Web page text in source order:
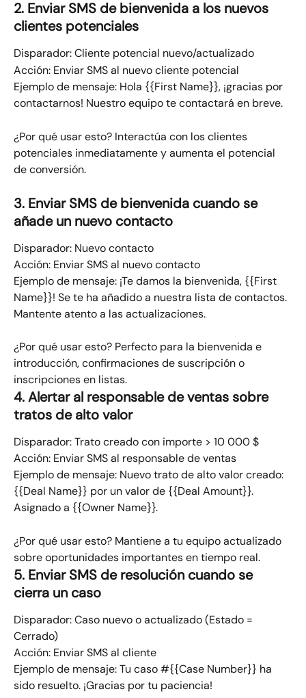
2. Enviar SMS de bienvenida a los nuevos
clientes potenciales
Disparador: Cliente potencial nuevo/actualizado​
Acción: Enviar SMS al nuevo cliente potencial
Ejemplo de mensaje:​ Hola {{First Name}}, ¡gracias por
contactarnos! Nuestro equipo te contactará en breve.
¿Por qué usar esto? Interactúa con los clientes
potenciales inmediatamente y aumenta el potencial
de conversión.
3. Enviar SMS de bienvenida cuando se
añade un nuevo contacto
Disparador: Nuevo contacto​
Acción: Enviar SMS al nuevo contacto
Ejemplo de mensaje:​ ¡Te damos la bienvenida, {{First
Name}}! Se te ha añadido a nuestra lista de contactos.
Mantente atento a las actualizaciones.
¿Por qué usar esto? Perfecto para la bienvenida e
introducción, confirmaciones de suscripción o
inscripciones en listas.
4. Alertar al responsable de ventas sobre
tratos de alto valor
Disparador: Trato creado con importe > 10 000 $​
Acción: Enviar SMS al responsable de ventas
Ejemplo de mensaje:​ Nuevo trato de alto valor creado:
{{Deal Name}} por un valor de {{Deal Amount}}.
Asignado a {{Owner Name}}.
¿Por qué usar esto? Mantiene a tu equipo actualizado
sobre oportunidades importantes en tiempo real.
5. Enviar SMS de resolución cuando se
cierra un caso
Disparador: Caso nuevo o actualizado (Estado =
Cerrado)​
Acción: Enviar SMS al cliente
Ejemplo de mensaje:​ Tu caso #{{Case Number}} ha
sido resuelto. ¡Gracias por tu paciencia!